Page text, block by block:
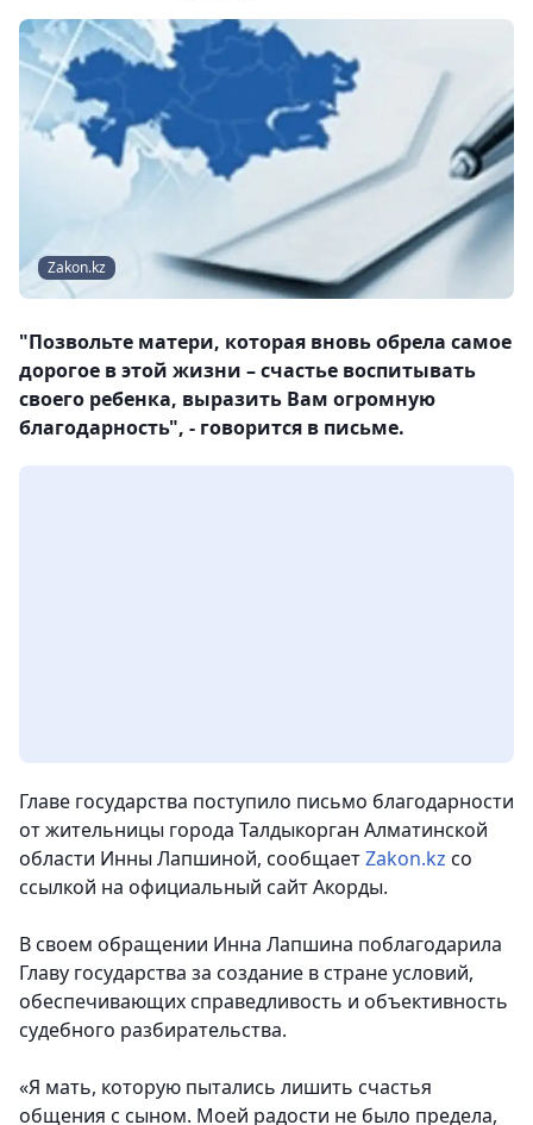
Zakon.kz
"Позвольте матери, которая вновь обрела самое
дорогое в этой жизни – счастье воспитывать
своего ребенка, выразить Вам огромную
благодарность", - говорится в письме.
Главе государства поступило письмо благодарности
от жительницы города Талдыкорган Алматинской
области Инны Лапшиной, сообщаетZakon.kz со
ссылкой на официальный сайт Акорды.
В своем обращении Инна Лапшина поблагодарила
Главу государства за создание в стране условий,
обеспечивающих справедливость и объективность
судебного разбирательства.
«Я мать, которую пытались лишить счастья
общения с сыном. Моей радости не было предела,